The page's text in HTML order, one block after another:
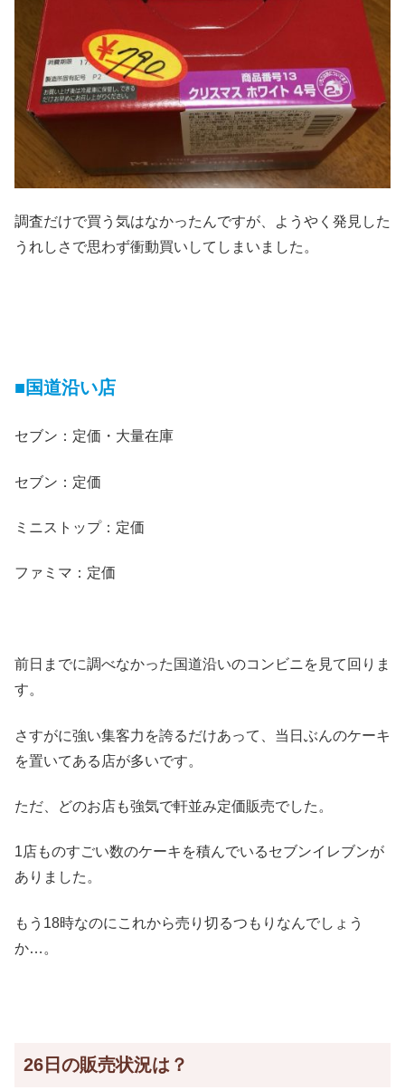
調査だけで買う気はなかったんですが、ようやく発見した
うれしさで思わず衝動買いしてしまいました。
■国道沿い店
セブン：定価・大量在庫
セブン：定価
ミニストップ：定価
ファミマ：定価
前日までに調べなかった国道沿いのコンビニを見て回りま
す。
さすがに強い集客力を誇るだけあって、当日ぶんのケーキ
を置いてある店が多いです。
ただ、どのお店も強気で軒並み定価販売でした。
1店ものすごい数のケーキを積んでいるセブンイレブンが
ありました。
もう18時なのにこれから売り切るつもりなんでしょう
か…。
26日の販売状況は？